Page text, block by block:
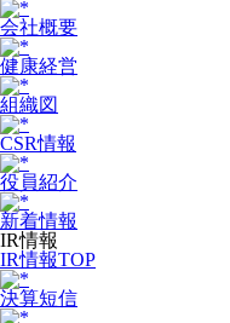
会社概要
健康経営
組織図
CSR情報
役員紹介
新着情報
IR情報
IR情報TOP
決算短信